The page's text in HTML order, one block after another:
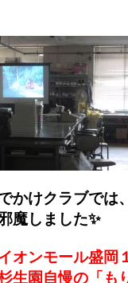
かけクラブでは
魔しました✨
オンモール盛岡
生園自慢の「も